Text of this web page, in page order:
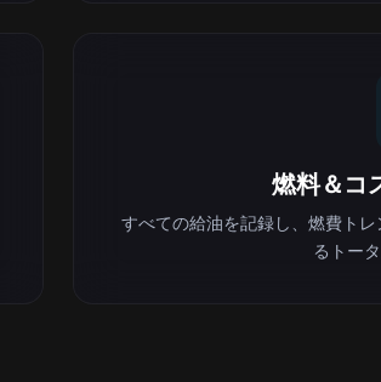
燃料＆コ
すべての給油を記録し、燃費ト
るトー